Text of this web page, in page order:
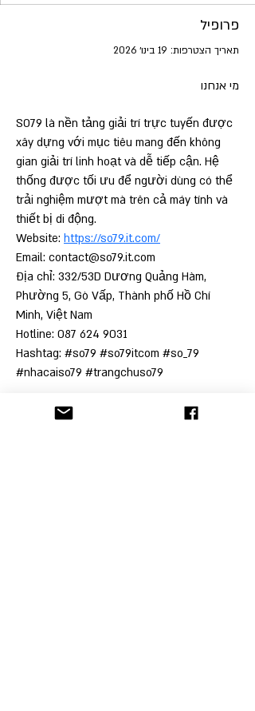
פרופיל
תאריך הצטרפות: 19 בינו׳ 2026
מי אנחנו
SO79 là nền tảng giải trí trực tuyến được
xây dựng với mục tiêu mang đến không
gian giải trí linh hoạt và dễ tiếp cận. Hệ
thống được tối ưu để người dùng có thể
trải nghiệm mượt mà trên cả máy tính và
thiết bị di động.
Website: https://so79.it.com/
Email: contact@so79.it.com
Địa chỉ: 332/53D Dương Quảng Hàm,
Phường 5, Gò Vấp, Thành phố Hồ Chí
Minh, Việt Nam
Hotline: 087 624 9031
Hashtag: #so79 #so79itcom #so_79
#nhacaiso79 #trangchuso79